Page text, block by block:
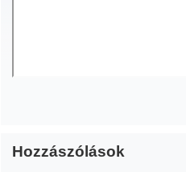
Hozzászólások